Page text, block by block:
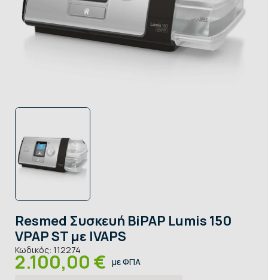
Resmed Συσκευή BiPAP Lumis 150
VPAP ST με IVAPS
Κωδικός: 112274
2.100,00 € με ΦΠΑ